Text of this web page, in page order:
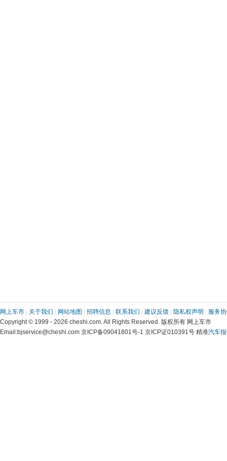
网上车市 关于我们 网站地图 招聘信息 联系我们 建议反馈 隐私权声明
服务
Copyright © 1999 - 2026 cheshi.com. All Rights Reserved. 版权所有 网上车市
Email:bjservice@cheshi.com 京ICP备09041801号-1 京ICP证010391号 精准汽车